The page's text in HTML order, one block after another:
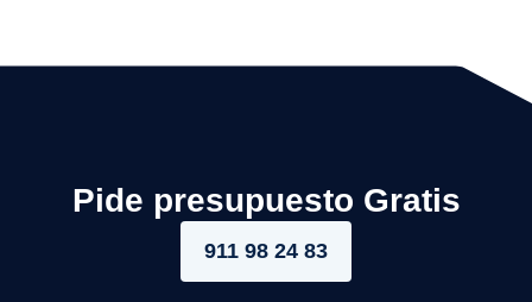
Pide presupuesto Gratis
911 98 24 83